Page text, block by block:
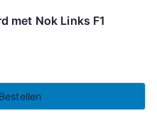
met Nok Links F1